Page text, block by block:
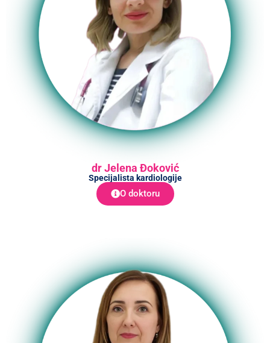
dr Jelena Đoković
Specijalista kardiologije
O doktoru